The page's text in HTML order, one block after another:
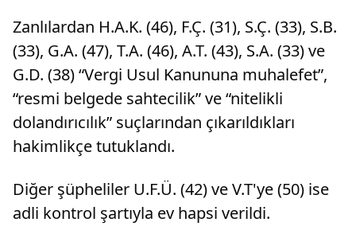
Zanlılardan H.A.K. (46), F.Ç. (31), S.Ç. (33), S.B.
(33), G.A. (47), T.A. (46), A.T. (43), S.A. (33) ve
G.D. (38) “Vergi Usul Kanununa muhalefet”,
“resmi belgede sahtecilik” ve “nitelikli
dolandırıcılık” suçlarından çıkarıldıkları
hakimlikçe tutuklandı.
Diğer şüpheliler U.F.Ü. (42) ve V.T'ye (50) ise
adli kontrol şartıyla ev hapsi verildi.